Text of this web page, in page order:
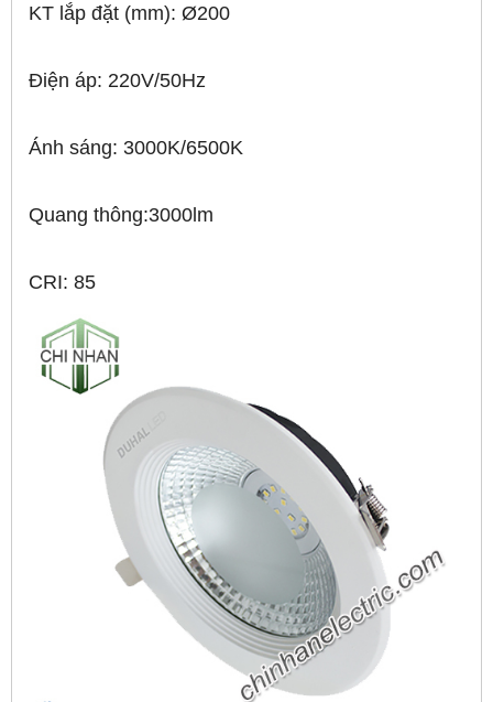
KT lắp đặt (mm): Ø200
Điện áp: 220V/50Hz
Ánh sáng: 3000K/6500K
Quang thông:3000lm
CRI: 85